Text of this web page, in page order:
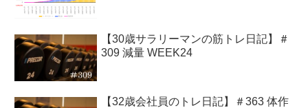
【30歳サラリーマンの筋トレ日記】＃
309 減量 WEEK24
【32歳会社員のトレ日記】＃363 体作